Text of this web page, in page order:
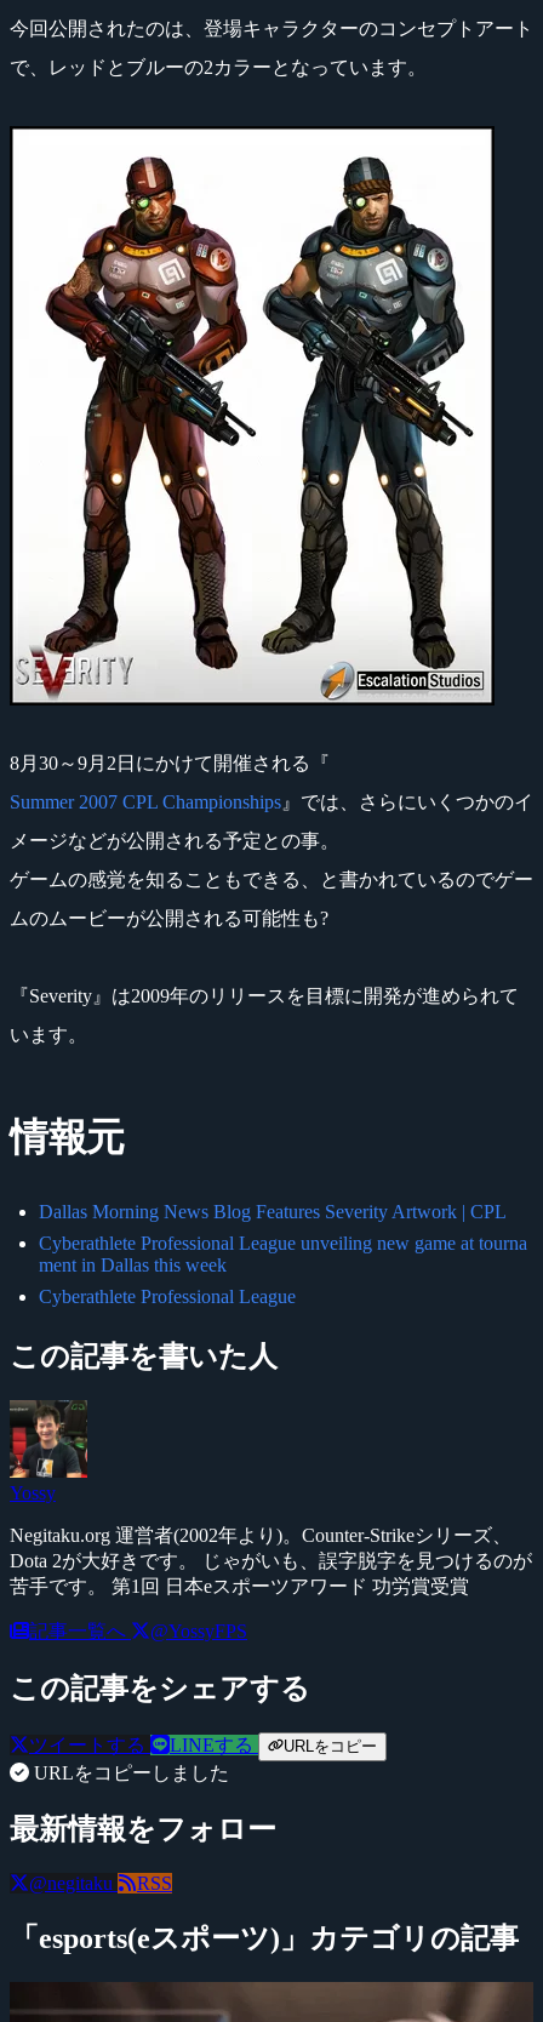
今回公開されたのは、登場キャラクターのコンセプトアート
で、レッドとブルーの2カラーとなっています。
8月30～9月2日にかけて開催される『
Summer 2007 CPL Championships 』では、さらにいくつかのイ
メージなどが公開される予定との事。
ゲームの感覚を知ることもできる、と書かれているのでゲー
ムのムービーが公開される可能性も?
『Severity』は2009年のリリースを目標に開発が進められて
います。
情報元
Dallas Morning News Blog Features Severity Artwork | CPL
Cyberathlete Professional League unveiling new game at tourna
ment in Dallas this week
Cyberathlete Professional League
この記事を書いた人
Yossy
Negitaku.org 運営者(2002年より)。Counter-Strikeシリーズ、
Dota 2が大好きです。 じゃがいも、誤字脱字を見つけるのが
苦手です。 第1回 日本eスポーツアワード 功労賞受賞
記事一覧へ @YossyFPS
この記事をシェアする
ツイートする LINEする URLをコピー
URLをコピーしました
最新情報をフォロー
@negitaku RSS
「esports(eスポーツ)」カテゴリの記事